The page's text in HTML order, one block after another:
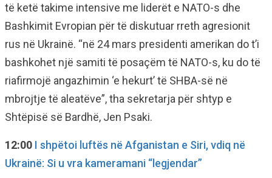
të ketë takime intensive me liderët e NATO-s dhe
Bashkimit Evropian për të diskutuar rreth agresionit
rus në Ukrainë. “në 24 mars presidenti amerikan do t’i
bashkohet një samiti të posaçëm të NATO-s, ku do të
riafirmojë angazhimin ‘e hekurt’ të SHBA-së në
mbrojtje të aleatëve”, tha sekretarja për shtyp e
Shtëpisë së Bardhë, Jen Psaki.
12:00 I shpëtoi luftës në Afganistan e Siri, vdiq në
Ukrainë: Si u vra kameramani “legjendar”